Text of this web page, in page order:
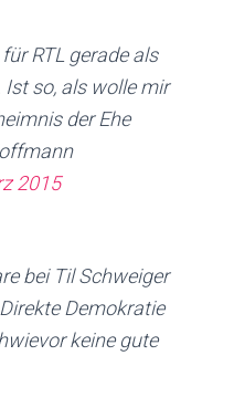
RTL gerade als
Ist so, als wolle mir
der Ehe
2015
bei Til Schweiger
Demokratie
keine gute